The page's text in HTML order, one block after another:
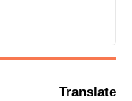
Translate